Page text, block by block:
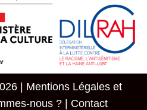
| Mentions Légales et
nous ? Contact